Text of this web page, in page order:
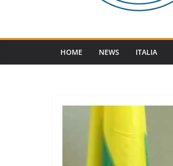
HOME NEWS ITALIA